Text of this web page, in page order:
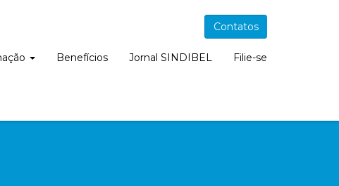
Contatos
Benefícios Jornal SINDIBEL Filie-se